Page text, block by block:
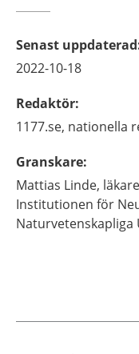
Senast uppdaterad
2022-10-18
Redaktör:
1177.se, nationella
Granskare:
Mattias Linde,
Institutionen för